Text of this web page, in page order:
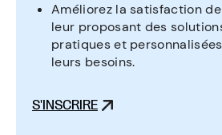
Améliorez la satisfaction
leur proposant des
pratiques et
leurs besoins.
S'INSCRIRE